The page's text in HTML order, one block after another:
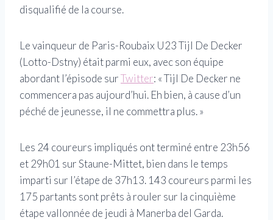
disqualifié de la course.
Le vainqueur de Paris-Roubaix U23 Tijl De Decker
(Lotto-Dstny) était parmi eux, avec son équipe
abordant l’épisode surTwitter: « Tijl De Decker ne
commencera pas aujourd’hui. Eh bien, à cause d’un
péché de jeunesse, il ne commettra plus. »
Les 24 coureurs impliqués ont terminé entre 23h56
et 29h01 sur Staune-Mittet, bien dans le temps
imparti sur l’étape de 37h13. 143 coureurs parmi les
175 partants sont prêts à rouler sur la cinquième
étape vallonnée de jeudi à Manerba del Garda.